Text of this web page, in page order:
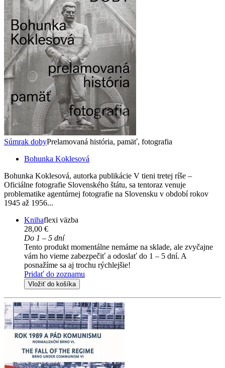
Súmrak dobyPrelamovaná história, pamäť, fotografia
Bohunka Koklesová
Bohunka Koklesová, autorka publikácie V tieni tretej ríše –
Oficiálne fotografie Slovenského štátu, sa tentoraz venuje
problematike agentúrnej fotografie na Slovensku v období rokov
1945 až 1956...
Knihaflexi väzba
28,00 €
Do 1 – 5 dní
Tento produkt momentálne nemáme na sklade, ale zvyčajne
vám ho vieme zabezpečiť a odoslať do 1 – 5 dní. A
posnažíme sa aj trochu rýchlejšie!
Pridať do zoznamu
Vložiť do košíka